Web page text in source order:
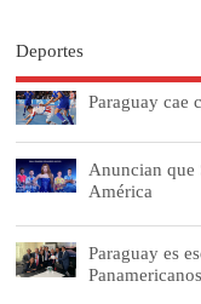
Deportes
Paraguay cae
Anuncian que
América
Paraguay es